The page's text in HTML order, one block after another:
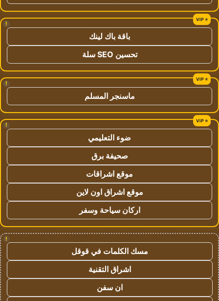
!
باقة باك لينك
تحسين SEO سلة
!
ماسنجر المسلم
!
ضوء التعليمي
صحيفة برق
موقع اشراقات
موقع اشراق اون لاين
اركان سياحة وسفر
!
مسك الكلمات في قوقل
اشراق التقنية
ان سفن